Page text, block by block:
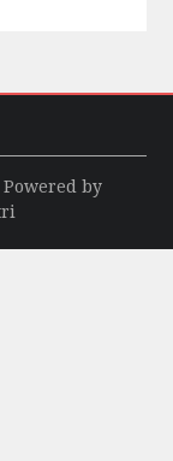
Powered by